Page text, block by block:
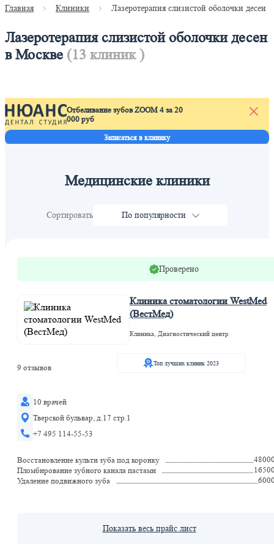
Главная Клиники Лазеротерапия слизистой оболочки десен
Лазеротерапия слизистой оболочки десен
в Москве (13 клиник )
Отбеливание зубов ZOOM 4 за 20
000 руб
Записаться в клинику
Медицинские клиники
Сортировать По популярности
Проверено
Клиника стоматологии WestMed
(ВестМед)
Клиника, Диагностический центр
9 отзывов
Топ лучших клиник 2023
10 врачей
Тверской бульвар, д.17 стр.1
+7 495 114-55-53
Восстановление культи зуба под коронку
Пломбирование зубного канала пастами
Удаление подвижного зуба
Показать весь прайс лист